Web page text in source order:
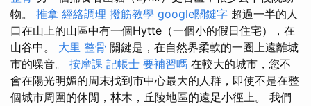
物。 推拿 經絡調理 撥筋教學 google關鍵字 超過一半的人
口在山上的山區中有一個Hytte（一個小的假日住宅），在
山谷中。 大里 整骨 關鍵是，在自然界柔軟的一圈上遠離城
市的噪音。 按摩課 記帳士 要補習嗎 在較大的城市，您不
會在陽光明媚的周末找到市中心最大的人群，即使不是在整
個城市周圍的休閒，林木，丘陵地區的遠足小徑上。 我們